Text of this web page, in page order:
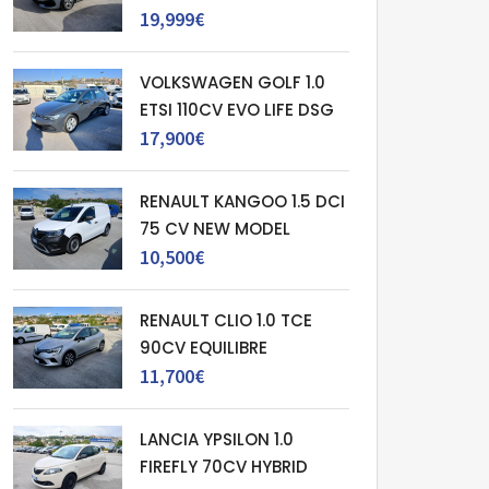
19,999€
VOLKSWAGEN GOLF 1.0
ETSI 110CV EVO LIFE DSG
17,900€
RENAULT KANGOO 1.5 DCI
75 CV NEW MODEL
10,500€
RENAULT CLIO 1.0 TCE
90CV EQUILIBRE
11,700€
LANCIA YPSILON 1.0
FIREFLY 70CV HYBRID